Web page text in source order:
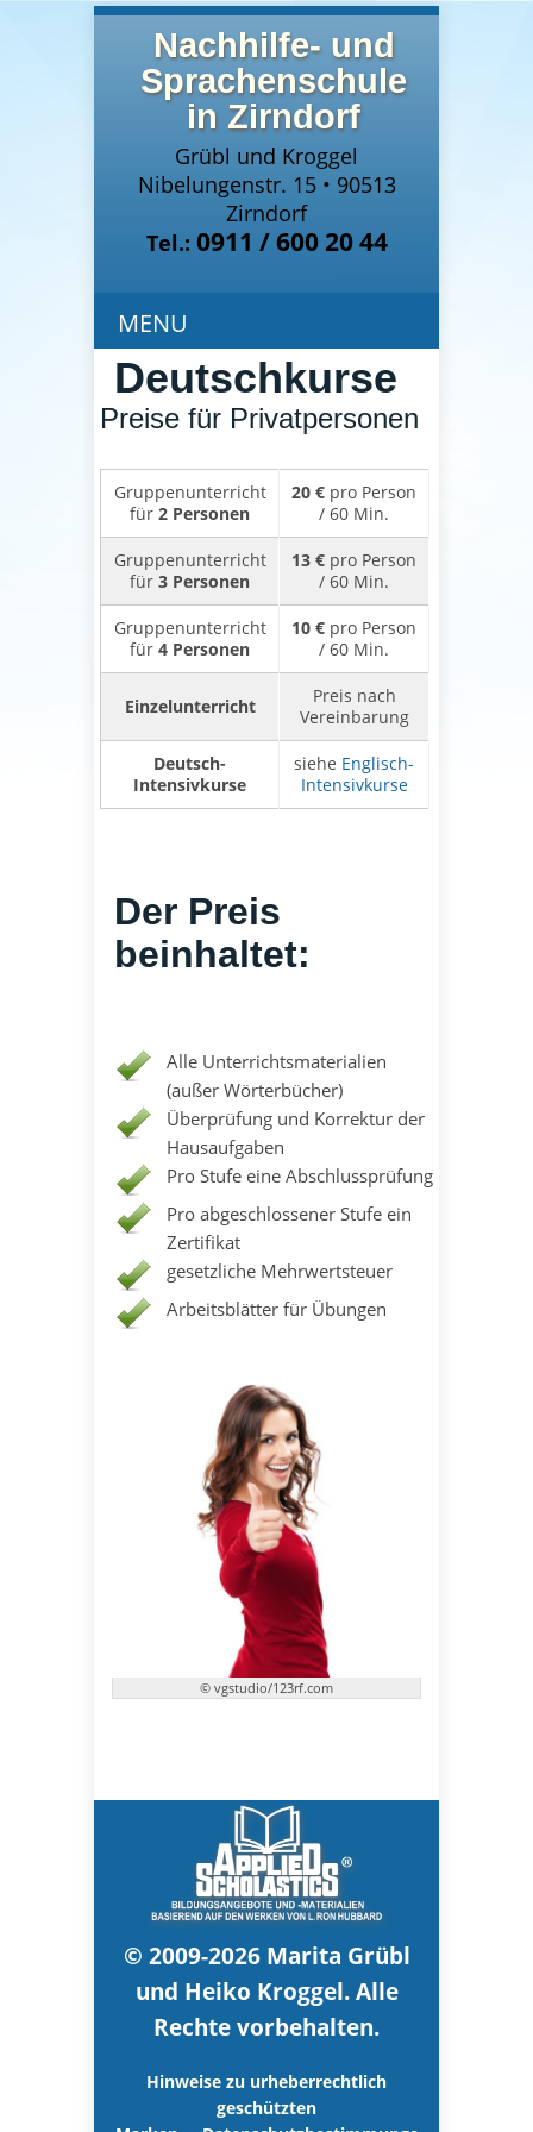
Nachhilfe- und
Sprachenschule
in Zirndorf
Grübl und Kroggel
Nibelungenstr. 15 • 90513
Zirndorf
Tel.: 0911 / 600 20 44
MENU
Deutschkurse
Preise für Privatpersonen
Gruppenunterricht
für 2 Personen
20 € pro Person
/ 60 Min.
Gruppenunterricht
für 3 Personen
13 € pro Person
/ 60 Min.
Gruppenunterricht
für 4 Personen
10 € pro Person
/ 60 Min.
Einzelunterricht
Preis nach
Vereinbarung
Deutsch-
Intensivkurse
siehe Englisch-
Intensivkurse
Der Preis
beinhaltet:
Alle Unterrichtsmaterialien
(außer Wörterbücher)
Überprüfung und Korrektur der
Hausaufgaben
Pro Stufe eine Abschlussprüfung
Pro abgeschlossener Stufe ein
Zertifikat
gesetzliche Mehrwertsteuer
Arbeitsblätter für Übungen
© vgstudio/123rf.com
© 2009-2026 Marita Grübl
und Heiko Kroggel. Alle
Rechte vorbehalten.
Hinweise zu urheberrechtlich
geschützten